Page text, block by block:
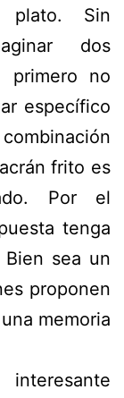
plato. Sin
dos
primero no
específico
frito es
Por el
tenga
Bien sea un
proponen
memoria